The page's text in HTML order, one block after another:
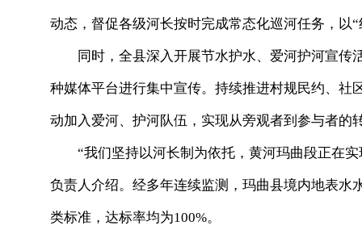
动态，督促各级河长按时完成常态化巡河任务，以
同时，全县深入开展节水护水、爱河护河宣传
种媒体平台进行集中宣传。持续推进村规民约、
动加入爱河、护河队伍，实现从旁观者到参与者的
“我们坚持以河长制为依托，黄河玛曲段正在
负责人介绍。经多年连续监测，玛曲县境内地表
类标准，达标率均为100%。